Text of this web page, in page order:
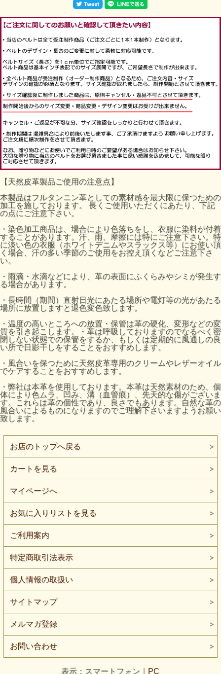
【天然皮革製品ご使用の注意点】
本製品はフルタンニン革としての素材感を最大限に保つための
加工を施しております。 長くご使用いただくにあたり、下記
の点にご注意下さい。
・染色加工商品は、場合により色落ちをし、衣服に染料が付着
することがあります。汗、雨、摩擦には特にご注意下さい。特
に淡い色の衣服（ホワイトデニムやスラックス等）にお使い頂
く場合、汗の多い季節のご使用をお控え頂くなどご注意下さ
い。
・雨滴・水滴などにより、革の表面にふくらみやシミが発生す
る場合があります。
・長時間（期間）直射日光にあたる場所や電灯等の光があたる
場所に放置しますと退色変色致します。
・温度の高いところへの放置・保管は革の硬化、変形などの変
質を引き起こします。・革は呼吸しておりますのでなるべく密
閉しない状態での保管をするか、もしくは定期的に風通しの良
い所で日影干しをすることをおすすめします。
・風合いを保つために天然皮革専用のクリームやレザーオイル
でケアすることをおすすめします。
・弊社は本革を使用しております。本革は天然素材のため、個
体により色ムラ、凹み、溝（血管痕）、先天的な傷がございま
す。これらは革の個性であり、良さでもあります。自然な革の
風合いによるものになりますのでご理解下さいますようお願い
致します。
お店のトップへ戻る
カートを見る
マイページへ
お気に入りリストを見る
ご利用案内
特定商取引法表示
個人情報の取扱い
サイトマップ
メルマガ登録
お問い合わせ
表示：スマートフォン｜ PC